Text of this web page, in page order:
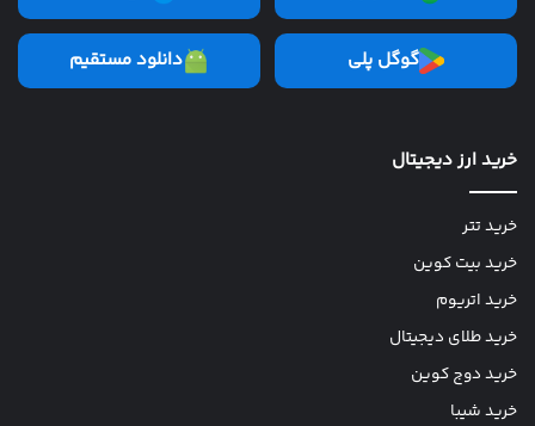
گوگل پلی دانلود مستقیم
خرید ارز دیجیتال
خرید تتر
خرید بیت کوین
خرید اتریوم
خرید طلای دیجیتال
خرید دوج کوین
خرید شیبا